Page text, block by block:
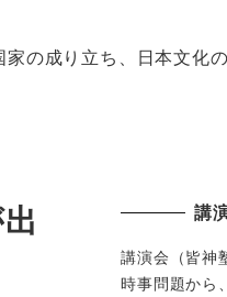
の成り立ち、日本文化
講
講演会（皆神
時事問題から